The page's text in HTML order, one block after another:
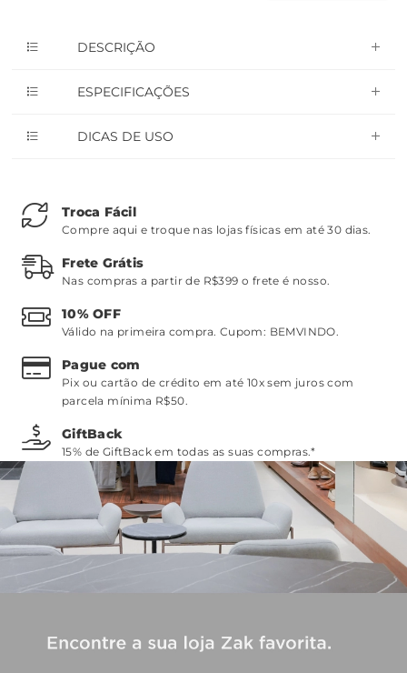
DESCRIÇÃO
ESPECIFICAÇÕES
DICAS DE USO
Troca Fácil
Compre aqui e troque nas lojas físicas em até 30 dias.
Frete Grátis
Nas compras a partir de R$399 o frete é nosso.
10% OFF
Válido na primeira compra. Cupom: BEMVINDO.
Pague com
Pix ou cartão de crédito em até 10x sem juros com
parcela mínima R$50.
GiftBack
15% de GiftBack em todas as suas compras.*